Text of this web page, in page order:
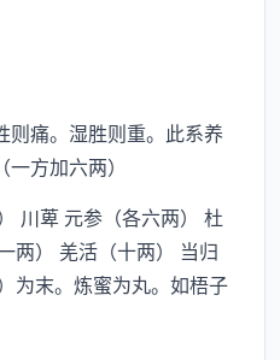
痛。湿胜则重。此系养
方加六两）
萆 元参（各六两） 杜
两） 羌活（十两） 当归
为末。炼蜜为丸。如梧子